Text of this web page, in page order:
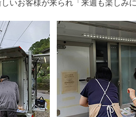
いお客様が来られ「来週も楽しみ